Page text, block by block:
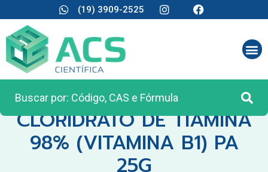
(19) 3909-2525
CATEGORIA:REAGENTES ANALÍTICOS
CLORIDRATO DE TIAMINA
98% (VITAMINA B1) PA
25G